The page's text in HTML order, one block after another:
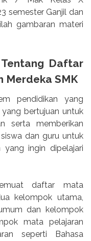
semester Ganjil dan
gambaran materi
Daftar
Merdeka SMK
pendidikan yang
bertujuan untuk
serta memberikan
dan guru untuk
yang ingin dipelajari
daftar mata
kelompok utama,
dan kelompok
mata pelajaran
seperti Bahasa